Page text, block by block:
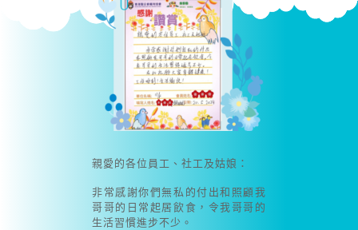
親愛的各位員工、社工及姑娘：
非常感謝你們無私的付出和照顧我
哥哥的日常起居飲食，令我哥哥的
生活習慣進步不少。